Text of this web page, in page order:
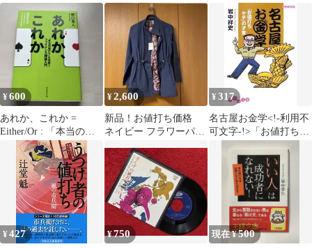
4枚セット 【ハンドメ
イド】
値打ち品❣️
¥600
あれか、これか =
Either/Or : 「本当の値
打ち」を見抜くファイ
ナン…
¥2,600
新品！お値打ち価格
ネイビー フラワーパタ
¥317
名古屋お金学<!-利用不
可文字-!>「お値打ちケ
¥427 ¥750 現在 ¥500